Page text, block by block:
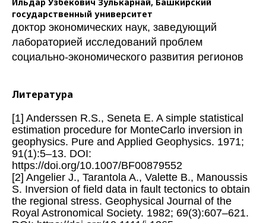
государственный университет
доктор экономических наук, заведующий
лабораторией исследований проблем
социально-экономического развития регионов
Литература
[1] Anderssen R.S., Seneta E. A simple statistical
estimation procedure for MonteCarlo inversion in
geophysics. Pure and Applied Geophysics. 1971;
91(1):5–13. DOI:
https://doi.org/10.1007/BF00879552
[2] Angelier J., Tarantola A., Valette B., Manoussis
S. Inversion of field data in fault tectonics to obtain
the regional stress. Geophysical Journal of the
Royal Astronomical Society. 1982; 69(3):607–621.